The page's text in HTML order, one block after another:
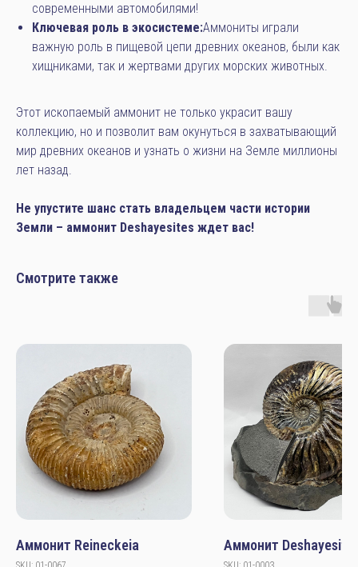
современными автомобилями!
Ключевая роль в экосистеме:Аммониты играли
важную роль в пищевой цепи древних океанов, были как
хищниками, так и жертвами других морских животных.
Этот ископаемый аммонит не только украсит вашу
коллекцию, но и позволит вам окунуться в захватывающий
мир древних океанов и узнать о жизни на Земле миллионы
лет назад.
Не упустите шанс стать владельцем части истории
Земли – аммонит Deshayesites ждет вас!
Смотрите также
Аммонит Reineckeia Аммонит